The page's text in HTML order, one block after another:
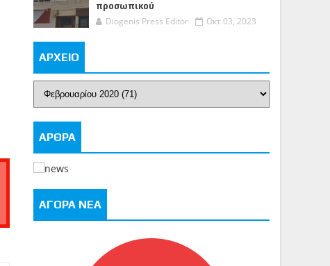
προσωπικού
Diogenis Press Editor Οκτ 03, 2023
ΑΡΧΕΙΟ
ΑΡΘΡΑ
ΑΓΟΡΑ ΝΕΑ